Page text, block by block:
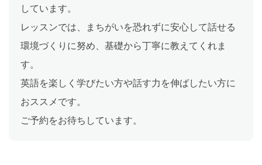
しています。
レッスンでは、まちがいを恐れずに安心して話せる
環境づくりに努め、基礎から丁寧に教えてくれま
す。
英語を楽しく学びたい方や話す力を伸ばしたい方に
おススメです。
ご予約をお待ちしています。